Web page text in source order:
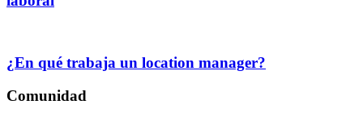
¿En qué trabaja un location manager?
Comunidad